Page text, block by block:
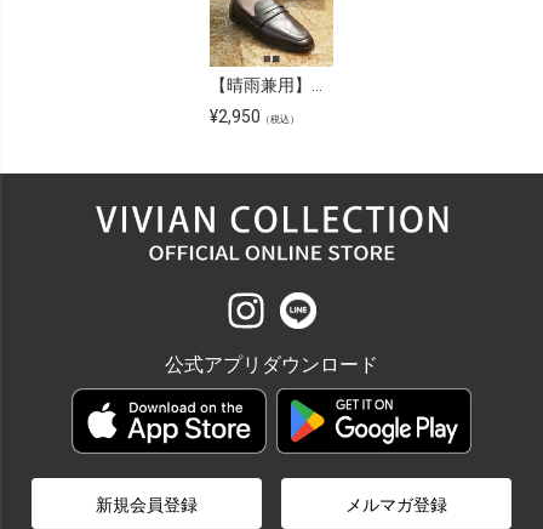
¥2,950 （税込）
公式アプリダウンロード
新規会員登録 メルマガ登録